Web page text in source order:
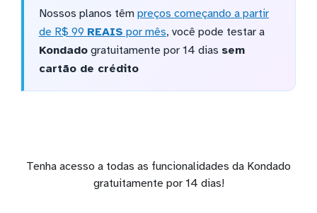
Nossos planos têm preços começando a partir
de R$ 99 REAIS por mês, você pode testar a
Kondadogratuitamente por 14 dias sem
cartão de crédito
Tenha acesso a todas as funcionalidades da Kondado
gratuitamente por 14 dias!